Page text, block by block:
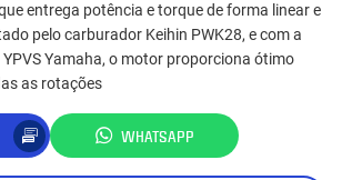
entrega potência e torque de forma linear e
pelo carburador Keihin PWK28, e com a
Yamaha, o motor proporciona ótimo
as rotações
WHATSAPP